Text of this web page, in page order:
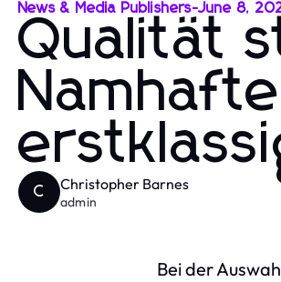
News & Media Publishers-June 8,
Qualität
C Christopher Barnes
admin
Bei der